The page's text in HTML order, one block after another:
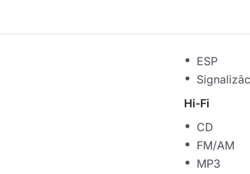
ESP
Hi-Fi
CD
FM/AM
MP3